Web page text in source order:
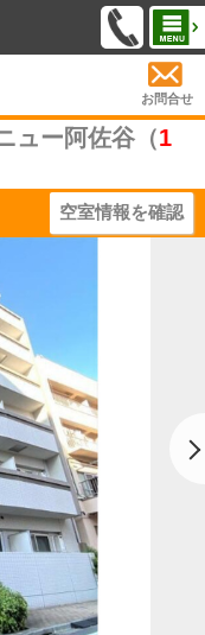
お問合せ
ュー阿佐谷（1
空室情報を確認